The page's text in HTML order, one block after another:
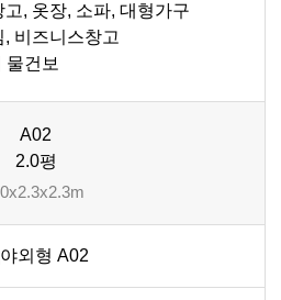
, 옷장, 소파, 대형가구
비즈니스창고
물건보
A02
2.0평